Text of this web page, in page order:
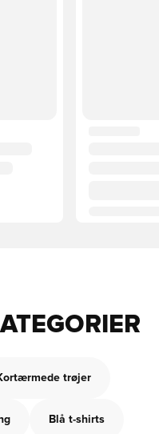
trøjer
Blå t-shirts